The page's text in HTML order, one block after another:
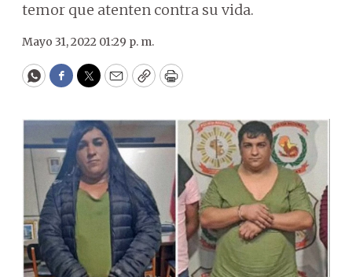
temor que atenten contra su vida.
Mayo 31, 2022 01:29 p. m.
WhatsApp
Facebook
Twitter
EmailCopyPrint